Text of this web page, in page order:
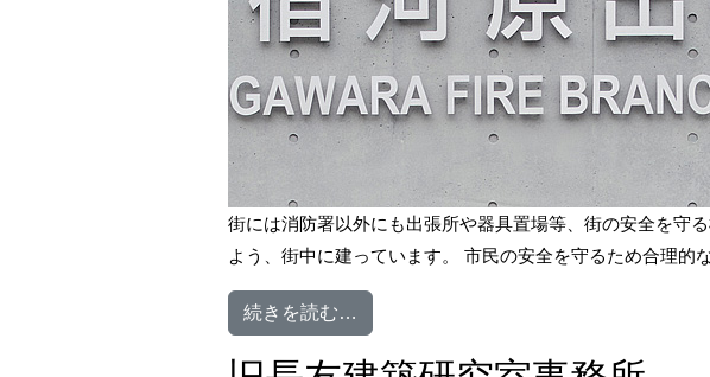
街には消防署以外にも出張所や器具置場等、街の安全を守
よう、街中に建っています。 市民の安全を守るため合理
続きを読む…